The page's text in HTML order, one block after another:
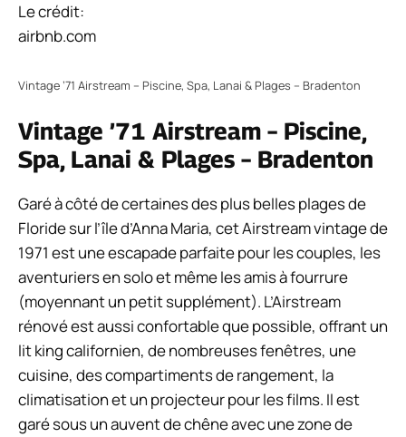
Le crédit:
airbnb.com
Vintage ’71 Airstream – Piscine, Spa, Lanai & Plages – Bradenton
Vintage ’71 Airstream – Piscine,
Spa, Lanai & Plages – Bradenton
Garé à côté de certaines des plus belles plages de
Floride sur l’île d’Anna Maria, cet Airstream vintage de
1971 est une escapade parfaite pour les couples, les
aventuriers en solo et même les amis à fourrure
(moyennant un petit supplément). L’Airstream
rénové est aussi confortable que possible, offrant un
lit king californien, de nombreuses fenêtres, une
cuisine, des compartiments de rangement, la
climatisation et un projecteur pour les films. Il est
garé sous un auvent de chêne avec une zone de